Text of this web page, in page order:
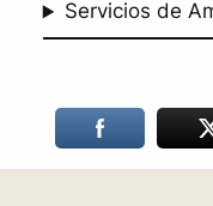
Servicios de